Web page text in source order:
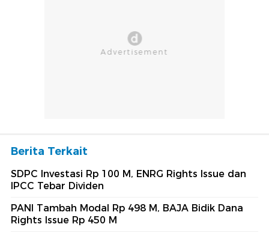
Berita Terkait
SDPC Investasi Rp 100 M, ENRG Rights Issue dan
IPCC Tebar Dividen
PANI Tambah Modal Rp 498 M, BAJA Bidik Dana
Rights Issue Rp 450 M